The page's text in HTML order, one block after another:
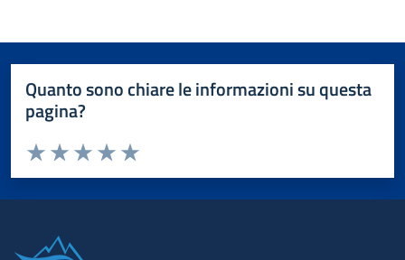
Quanto sono chiare le informazioni su questa
pagina?
Valuta da 1 a 5 stelle la pagina
Valuta 5 stelle su 5
Valuta 4 stelle su 5
Valuta 3 stelle su 5
Valuta 2 stelle su 5
Valuta 1 stelle su 5